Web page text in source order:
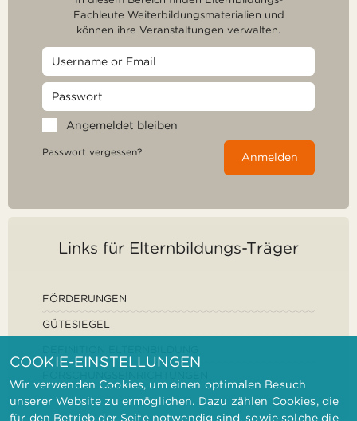
Fachleute Weiterbildungsmaterialien und
können ihre Veranstaltungen verwalten.
Angemeldet bleiben
Passwort vergessen? Anmelden
Links für Elternbildungs-Träger
FÖRDERUNGEN
GÜTESIEGEL
COOKIE-EINSTELLUNGEN
Wir verwenden Cookies, um einen optimalen Besuch
unserer Website zu ermöglichen. Dazu zählen Cookies, die
für den Betrieb der Seite notwendig sind, sowie solche die